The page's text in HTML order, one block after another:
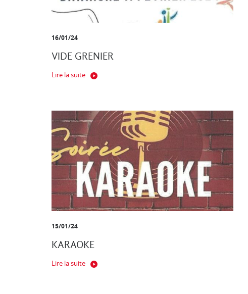
16/01/24
VIDE GRENIER
Lire la suite
15/01/24
KARAOKE
Lire la suite